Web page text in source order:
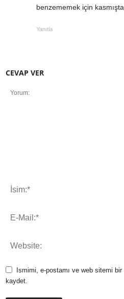
benzememek için
Yanıtla
CEVAP VER
Ismimi, e-postamı ve web sitemi
kaydet.